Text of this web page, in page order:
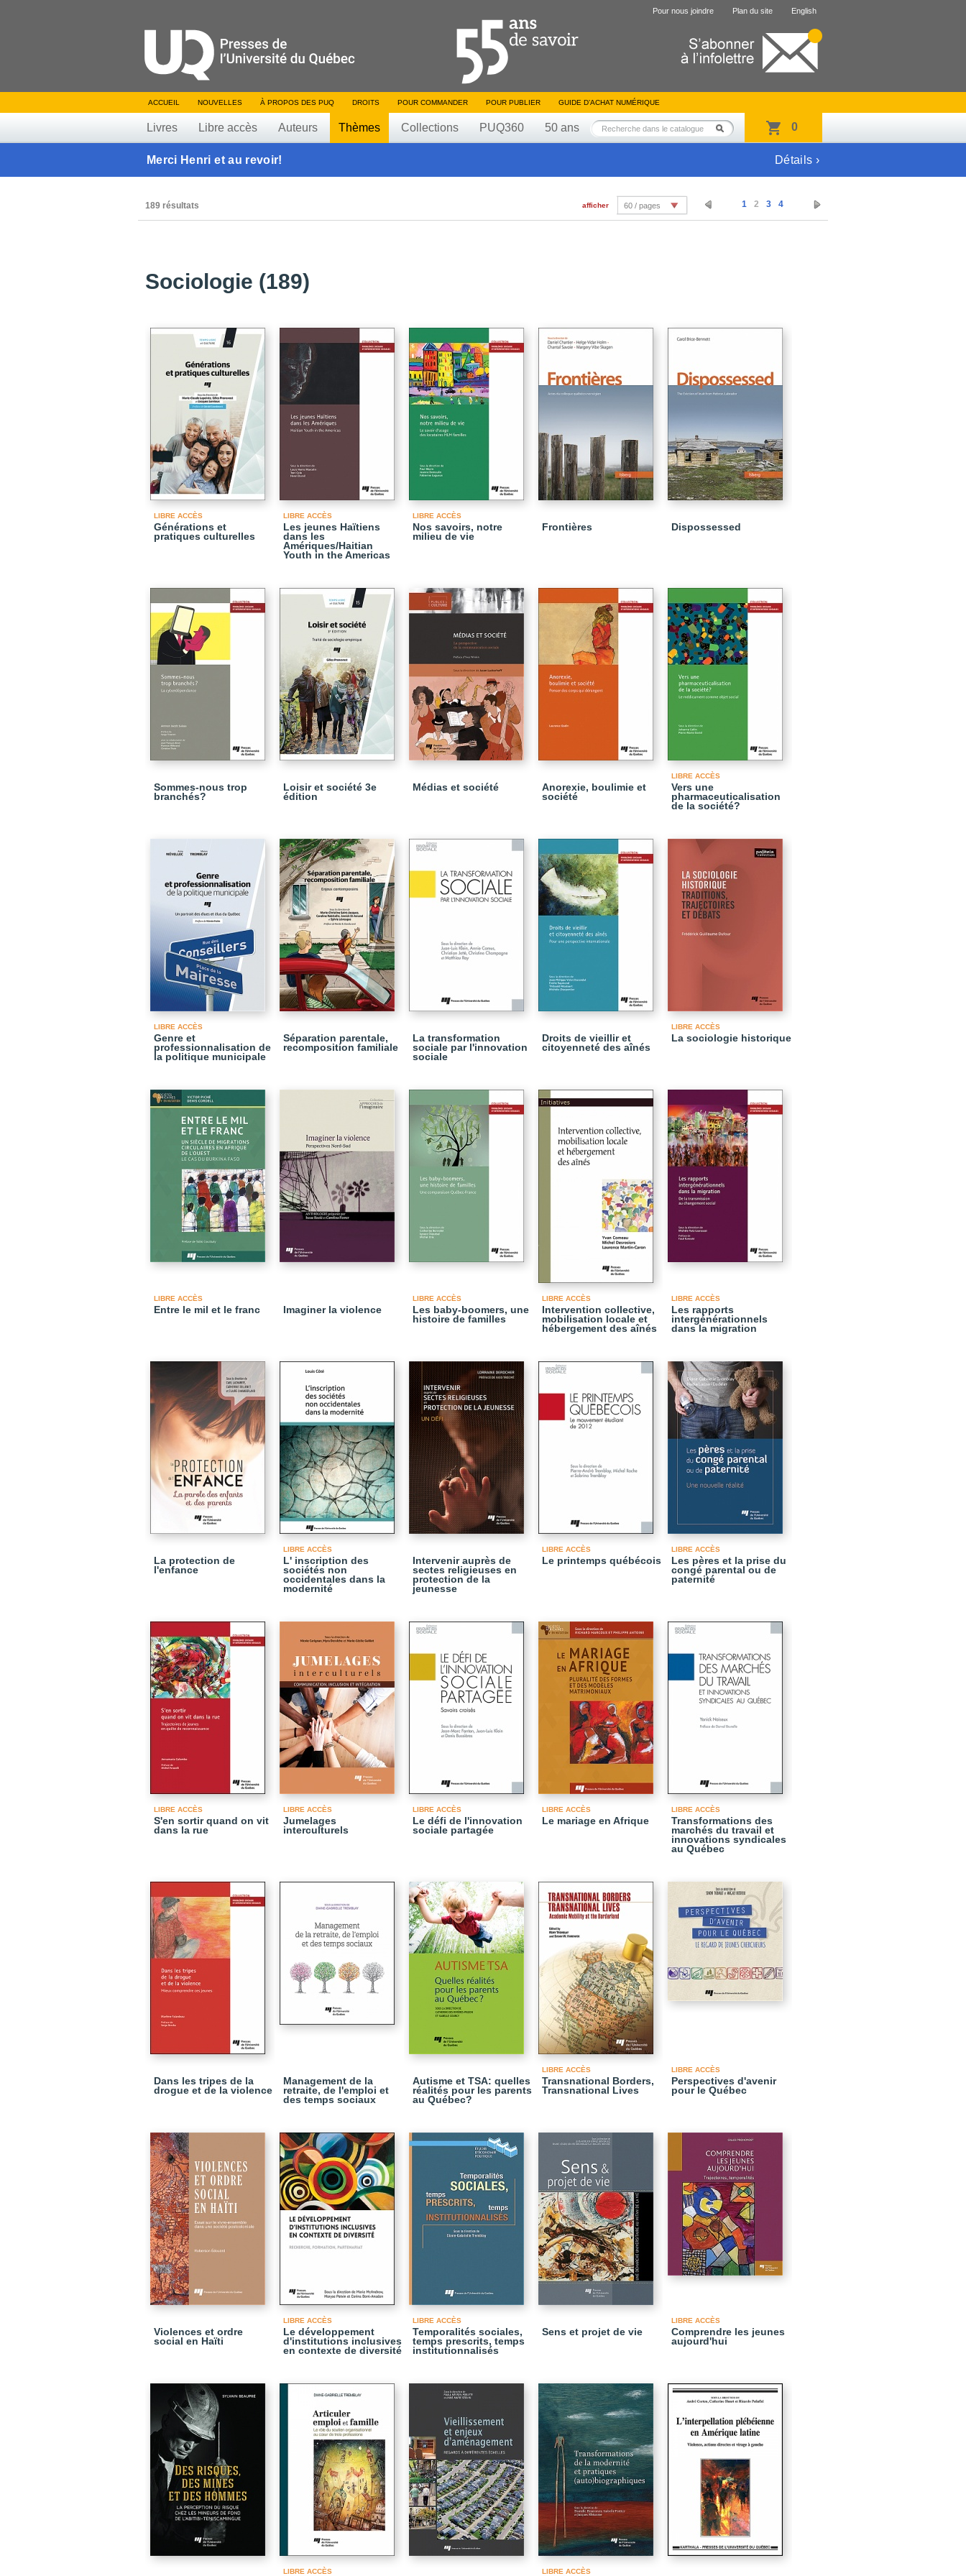
Pour nous joindre Plan du site English
ACCUEIL NOUVELLES À PROPOS DES PUQ DROITS POUR COMMANDER POUR PUBLIER GUIDE D’ACHAT NUMÉRIQUE
Livres Libre accès Auteurs Thèmes Collections PUQ360 50 ans 0
Merci Henri et au revoir! Détails ›
189 résultats 1 2 3 4
afficher 60 / pages
Sociologie (189)
LIBRE ACCÈS
Générations et
pratiques culturelles
LIBRE ACCÈS
Les jeunes Haïtiens
dans les
Amériques/Haitian
Youth in the Americas
LIBRE ACCÈS
Nos savoirs, notre
milieu de vie
Frontières Dispossessed
Sommes-nous trop
branchés?
Loisir et société 3e
édition
Médias et société
Anorexie, boulimie et
société
LIBRE ACCÈS
Vers une
pharmaceuticalisation
de la société?
LIBRE ACCÈS
Genre et
professionnalisation de
la politique municipale
Séparation parentale,
recomposition familiale
La transformation
sociale par l'innovation
sociale
Droits de vieillir et
citoyenneté des aînés
LIBRE ACCÈS
La sociologie historique
LIBRE ACCÈS
Entre le mil et le franc Imaginer la violence
LIBRE ACCÈS
Les baby-boomers, une
histoire de familles
LIBRE ACCÈS
Intervention collective,
mobilisation locale et
hébergement des aînés
LIBRE ACCÈS
Les rapports
intergénérationnels
dans la migration
La protection de
l'enfance
LIBRE ACCÈS
L' inscription des
sociétés non
occidentales dans la
modernité
Intervenir auprès de
sectes religieuses en
protection de la
jeunesse
LIBRE ACCÈS
Le printemps québécois
LIBRE ACCÈS
Les pères et la prise du
congé parental ou de
paternité
LIBRE ACCÈS
S'en sortir quand on vit
dans la rue
LIBRE ACCÈS
Jumelages
interculturels
LIBRE ACCÈS
Le défi de l'innovation
sociale partagée
LIBRE ACCÈS
Le mariage en Afrique
LIBRE ACCÈS
Transformations des
marchés du travail et
innovations syndicales
au Québec
Dans les tripes de la
drogue et de la violence
Management de la
retraite, de l'emploi et
des temps sociaux
Autisme et TSA: quelles
réalités pour les parents
au Québec?
LIBRE ACCÈS
Transnational Borders,
Transnational Lives
LIBRE ACCÈS
Perspectives d'avenir
pour le Québec
Violences et ordre
social en Haïti
LIBRE ACCÈS
Le développement
d'institutions inclusives
en contexte de diversité
LIBRE ACCÈS
Temporalités sociales,
temps prescrits, temps
institutionnalisés
Sens et projet de vie
LIBRE ACCÈS
Comprendre les jeunes
aujourd'hui
LIBRE ACCÈS LIBRE ACCÈS